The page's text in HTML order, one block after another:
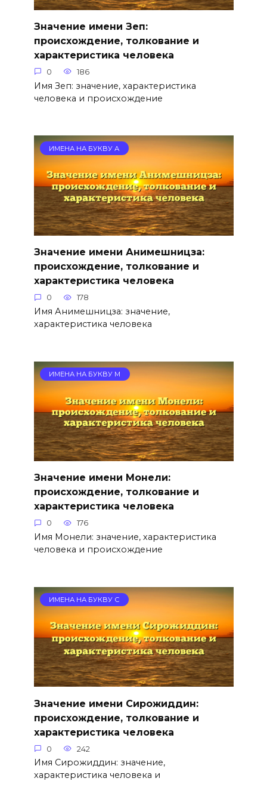
Значение имени Зеп:
происхождение, толкование и
характеристика человека
0 186
Имя Зеп: значение, характеристика
человека и происхождение
ИМЕНА НА БУКВУ А
Значение имени Анимешницза:
происхождение, толкование и
характеристика человека
0 178
Имя Анимешницза: значение,
характеристика человека
ИМЕНА НА БУКВУ М
Значение имени Монели:
происхождение, толкование и
характеристика человека
0 176
Имя Монели: значение, характеристика
человека и происхождение
ИМЕНА НА БУКВУ С
Значение имени Сирожиддин:
происхождение, толкование и
характеристика человека
0 242
Имя Сирожиддин: значение,
характеристика человека и